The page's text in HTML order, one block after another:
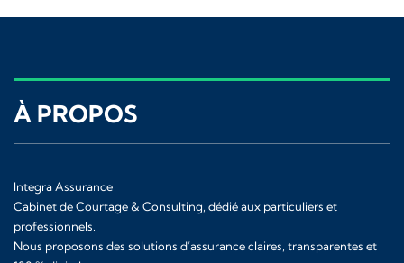
À PROPOS
Integra Assurance
Cabinet de Courtage & Consulting, dédié aux particuliers et
professionnels.
Nous proposons des solutions d’assurance claires, transparentes et